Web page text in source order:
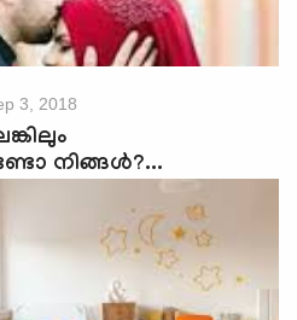
3, 2018
നിങ്ങള്‍?...